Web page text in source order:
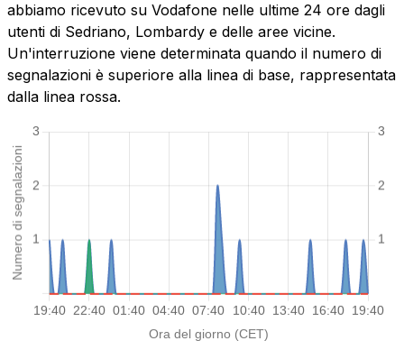
abbiamo ricevuto su Vodafone nelle ultime 24 ore dagli
utenti di Sedriano, Lombardy e delle aree vicine.
Un'interruzione viene determinata quando il numero di
segnalazioni è superiore alla linea di base, rappresentata
dalla linea rossa.